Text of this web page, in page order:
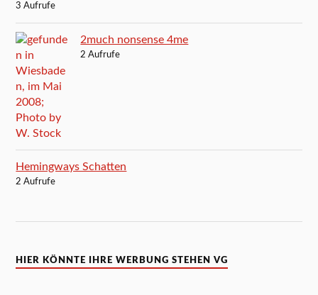
3 Aufrufe
2much nonsense 4me
2 Aufrufe
Hemingways Schatten
2 Aufrufe
HIER KÖNNTE IHRE WERBUNG STEHEN VG